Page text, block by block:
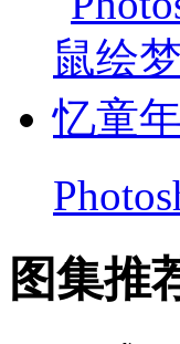
图集推